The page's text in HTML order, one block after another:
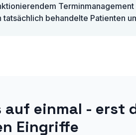
Terminmanagement
tatsächlich behandelte Patienten
auf einmal - erst
Eingriffe